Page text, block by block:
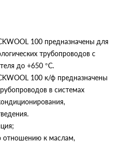
100 предназначены для
трубопроводов с
до +650 °С.
100 к/ф предназначены
в системах
отношению к маслам,